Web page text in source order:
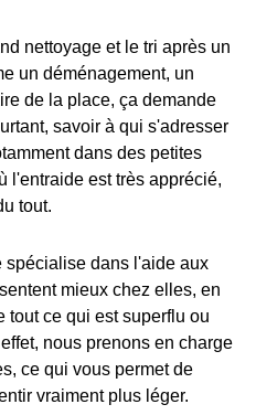
nettoyage et le tri après un
un déménagement, un
de la place, ça demande
savoir à qui s'adresser
dans des petites
l'entraide est très apprécié,
tout.
spécialise dans l'aide aux
mieux chez elles, en
tout ce qui est superflu ou
nous prenons en charge
ce qui vous permet de
vraiment plus léger.